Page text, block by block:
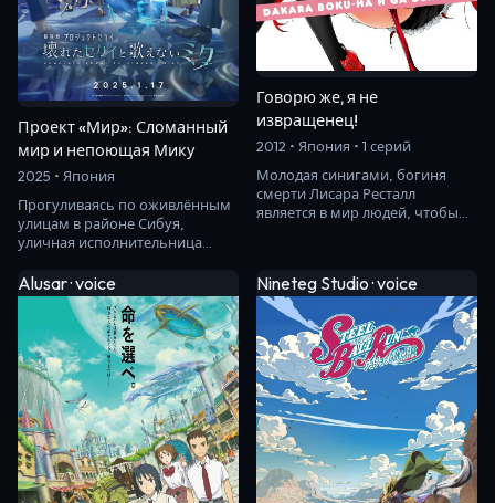
Проект «Мир»: Сломанный
мир и непоющая Мику
2025 • Япония
Прогуливаясь по оживлённым
улицам в районе Сибуя,
уличная исполнительница
себя в музыкальном…
Говорю же, я не
извращенец!
2012 • Япония • 1 серий
Молодая синигами, богиня
смерти Лисара Ресталл
является в мир людей, чтобы
Alusar · voice Nineteg Studio · voice